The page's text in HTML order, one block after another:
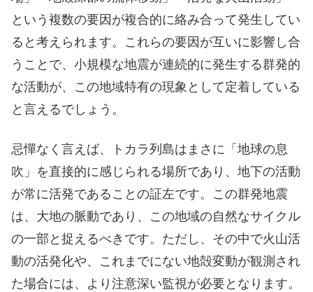
という複数の要因が複合的に絡み合って発生してい
ると考えられます。これらの要因が互いに影響し合
うことで、小規模な地震が連続的に発生する群発的
な活動が、この地域特有の現象として定着している
と言えるでしょう。
忌憚なく言えば、トカラ列島はまさに「地球の息
吹」を直接的に感じられる場所であり、地下の活動
が常に活発であることの証左です。この群発地震
は、大地の脈動であり、この地域の自然なサイクル
の一部と捉えるべきです。ただし、その中で火山活
動の活発化や、これまでにない地殻変動が観測され
た場合には、より注意深い監視が必要となります。